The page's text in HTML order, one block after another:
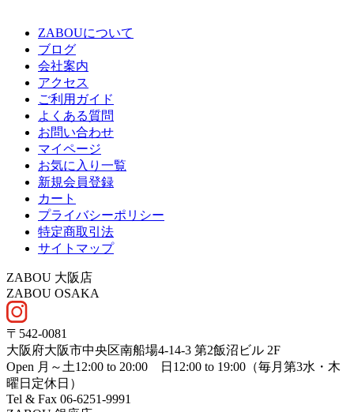
ZABOUについて
ブログ
会社案内
アクセス
ご利用ガイド
よくある質問
お問い合わせ
マイページ
お気に入り一覧
新規会員登録
カート
プライバシーポリシー
特定商取引法
サイトマップ
ZABOU 大阪店
ZABOU OSAKA
〒542-0081
大阪府大阪市中央区南船場4-14-3 第2飯沼ビル 2F
Open 月～土12:00 to 20:00 日12:00 to 19:00（毎月第3水・木
曜日定休日）
Tel & Fax 06-6251-9991